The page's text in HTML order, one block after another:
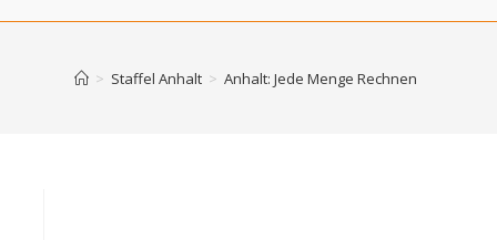
> Staffel Anhalt > Anhalt: Jede Menge Rechnen